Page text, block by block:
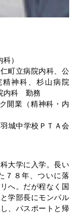
）
町立病院内科、公
神科、杉山病院
内科 勤務
開業（精神科・内
城中学校ＰＴＡ会
大学に入学。長い
７８年、ついに落
へ。だが程なく国
学部長にモンパル
、パスポートと帰